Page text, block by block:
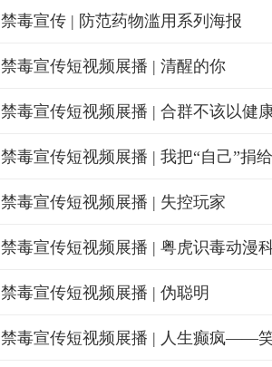
禁毒宣传 | 防范药物滥用系列海报
禁毒宣传短视频展播 | 清醒的你
禁毒宣传短视频展播 | 合群不该以健
禁毒宣传短视频展播 | 我把“自己”捐
禁毒宣传短视频展播 | 失控玩家
禁毒宣传短视频展播 | 伪聪明
禁毒宣传短视频展播 | 人生癫疯——